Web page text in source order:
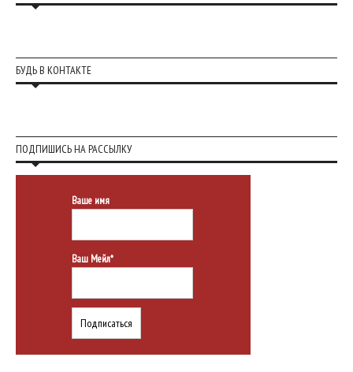
БУДЬ В КОНТАКТЕ
ПОДПИШИСЬ НА РАССЫЛКУ
Ваше имя
Ваш Мейл*